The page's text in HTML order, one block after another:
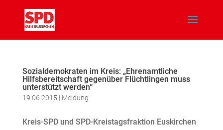
Sozialdemokraten im Kreis: „Ehrenamtliche
Hilfsbereitschaft gegenüber Flüchtlingen muss
unterstützt werden“
19.06.2015 | Meldung
Kreis-SPD und SPD-Kreistagsfraktion Euskirchen